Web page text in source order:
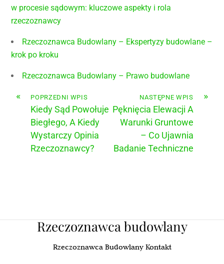
w procesie sądowym: kluczowe aspekty i rola
rzeczoznawcy
Rzeczoznawca Budowlany – Ekspertyzy budowlane –
krok po kroku
Rzeczoznawca Budowlany – Prawo budowlane
« POPRZEDNI WPIS
Kiedy Sąd Powołuje
Biegłego, A Kiedy
Wystarczy Opinia
Rzeczoznawcy?
»
NASTĘPNE WPIS
Pęknięcia Elewacji A
Warunki Gruntowe
– Co Ujawnia
Badanie Techniczne
Rzeczoznawca budowlany
Rzeczoznawca Budowlany Kontakt